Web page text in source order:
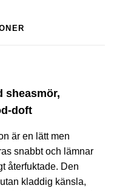
sheasmör,
doft
är en lätt men
snabbt och lämnar
återfuktade. Den
kladdig känsla,